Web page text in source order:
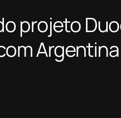
projeto